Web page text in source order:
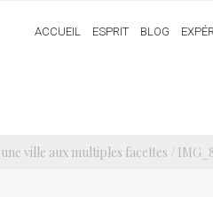
ACCUEIL ESPRIT BLOG
ville aux multiples facettes /